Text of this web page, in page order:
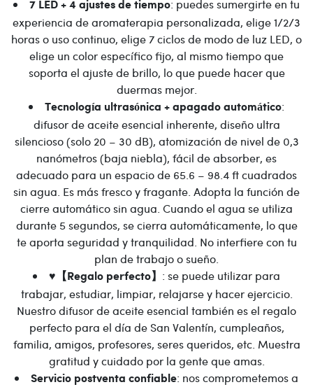
7 LED + 4 ajustes de tiempo: puedes sumergirte en tu
experiencia de aromaterapia personalizada, elige 1/2/3
horas o uso continuo, elige 7 ciclos de modo de luz LED, o
elige un color específico fijo, al mismo tiempo que
soporta el ajuste de brillo, lo que puede hacer que
duermas mejor.
Tecnología ultrasónica + apagado automático:
difusor de aceite esencial inherente, diseño ultra
silencioso (solo 20 – 30 dB), atomización de nivel de 0,3
nanómetros (baja niebla), fácil de absorber, es
adecuado para un espacio de 65.6 – 98.4 ft cuadrados
sin agua. Es más fresco y fragante. Adopta la función de
cierre automático sin agua. Cuando el agua se utiliza
durante 5 segundos, se cierra automáticamente, lo que
te aporta seguridad y tranquilidad. No interfiere con tu
plan de trabajo o sueño.
♥【Regalo perfecto】 : se puede utilizar para
trabajar, estudiar, limpiar, relajarse y hacer ejercicio.
Nuestro difusor de aceite esencial también es el regalo
perfecto para el día de San Valentín, cumpleaños,
familia, amigos, profesores, seres queridos, etc. Muestra
gratitud y cuidado por la gente que amas.
Servicio postventa confiable: nos comprometemos a